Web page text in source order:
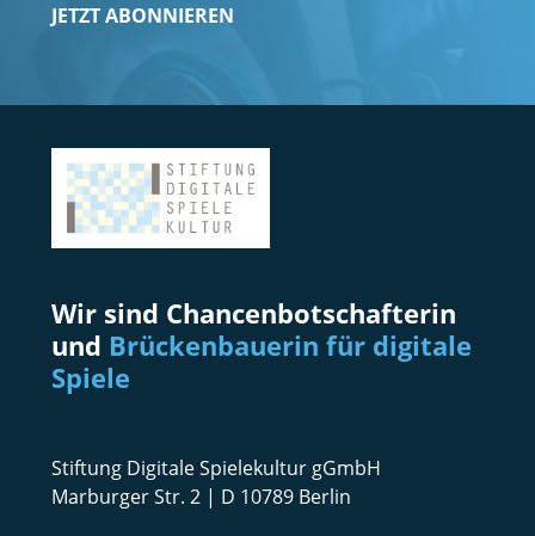
JETZT ABONNIEREN
Wir sind Chancenbotschafterin
und Brückenbauerin für digitale
Spiele
Stiftung Digitale Spielekultur gGmbH
Marburger Str. 2 | D 10789 Berlin